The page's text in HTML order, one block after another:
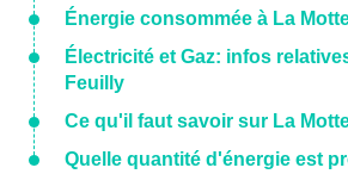
Énergie consommée à La
Électricité et Gaz: infos
Feuilly
Ce qu'il faut savoir sur La
Quelle quantité d'énergie est